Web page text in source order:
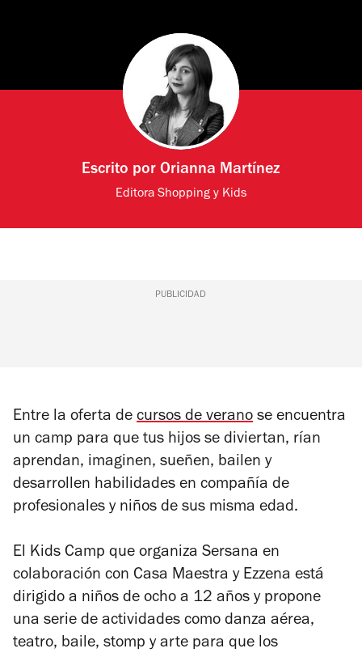
Escrito porOrianna Martínez
Editora Shopping y Kids
PUBLICIDAD
Entre la oferta de cursos de verano se encuentra
un camp para que tus hijos se diviertan, rían
aprendan, imaginen, sueñen, bailen y
desarrollen habilidades en compañía de
profesionales y niños de sus misma edad.
El Kids Camp que organiza Sersana en
colaboración con Casa Maestra y Ezzena está
dirigido a niños de ocho a 12 años y propone
una serie de actividades como danza aérea,
teatro, baile, stomp y arte para que los